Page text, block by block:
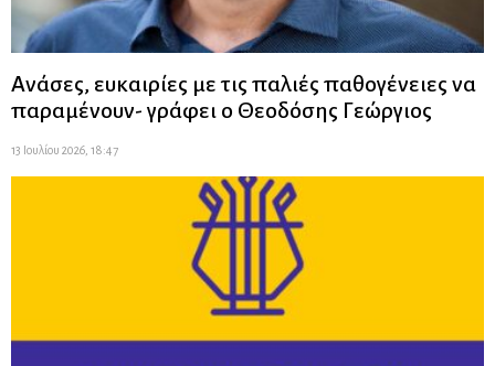
Ανάσες, ευκαιρίες με τις παλιές παθογένειες να
παραμένουν- γράφει ο Θεοδόσης Γεώργιος
13 Ιουλίου 2026, 18:47